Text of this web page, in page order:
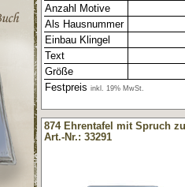
Anzahl Motive
Als Hausnummer
Einbau Klingel
Text
Größe
Festpreis inkl. 19% MwSt.
874 Ehrentafel mit Spruch
Art.-Nr.: 33291